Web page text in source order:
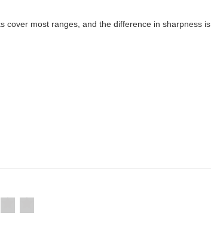
cover most ranges, and the difference in sharpness is